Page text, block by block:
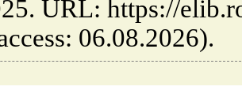
URL: https://
06.08.2026).